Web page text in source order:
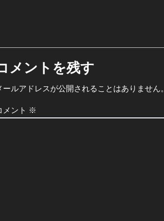
メントを残す
ールアドレスが公開されることはありません。
メント ※